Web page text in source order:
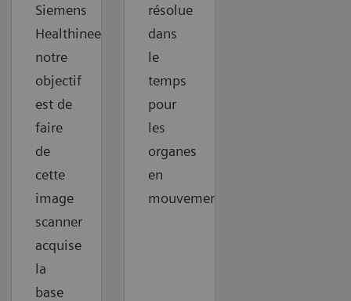
Siemens
Healthineers,
notre
objectif
est de
faire
de
cette
image
scanner
acquise
la
base
résolue
dans
le
temps
pour
les
organes
en
mouvement.